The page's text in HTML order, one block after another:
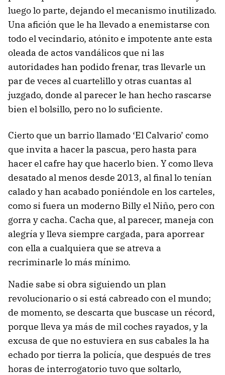
luego lo parte, dejando el mecanismo inutilizado.
Una afición que le ha llevado a enemistarse con
todo el vecindario, atónito e impotente ante esta
oleada de actos vandálicos que ni las
autoridades han podido frenar, tras llevarle un
par de veces al cuartelillo y otras cuantas al
juzgado, donde al parecer le han hecho rascarse
bien el bolsillo, pero no lo suficiente.
Cierto que un barrio llamado ‘El Calvario’ como
que invita a hacer la pascua, pero hasta para
hacer el cafre hay que hacerlo bien. Y como lleva
desatado al menos desde 2013, al final lo tenían
calado y han acabado poniéndole en los carteles,
como si fuera un moderno Billy el Niño, pero con
gorra y cacha. Cacha que, al parecer, maneja con
alegría y lleva siempre cargada, para aporrear
con ella a cualquiera que se atreva a
recriminarle lo más mínimo.
Nadie sabe si obra siguiendo un plan
revolucionario o si está cabreado con el mundo;
de momento, se descarta que buscase un récord,
porque lleva ya más de mil coches rayados, y la
excusa de que no estuviera en sus cabales la ha
echado por tierra la policía, que después de tres
horas de interrogatorio tuvo que soltarlo,